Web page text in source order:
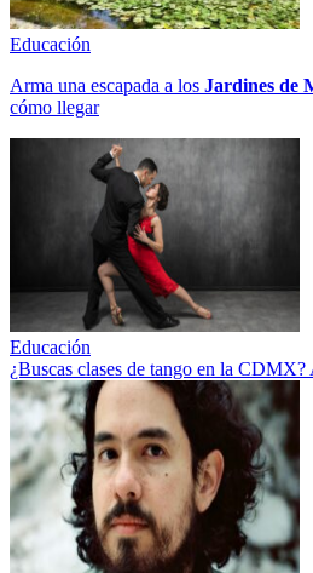
Educación
Arma una escapada a los Jardines de
cómo llegar
Educación
¿Buscas clases de tango en la CDMX?